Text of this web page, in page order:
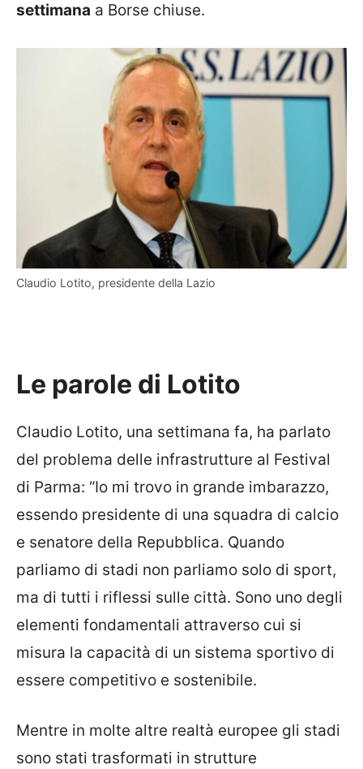
settimana a Borse chiuse.
Claudio Lotito, presidente della Lazio
Le parole di Lotito
Claudio Lotito, una settimana fa, ha parlato
del problema delle infrastrutture al Festival
di Parma: “Io mi trovo in grande imbarazzo,
essendo presidente di una squadra di calcio
e senatore della Repubblica. Quando
parliamo di stadi non parliamo solo di sport,
ma di tutti i riflessi sulle città. Sono uno degli
elementi fondamentali attraverso cui si
misura la capacità di un sistema sportivo di
essere competitivo e sostenibile.
Mentre in molte altre realtà europee gli stadi
sono stati trasformati in strutture